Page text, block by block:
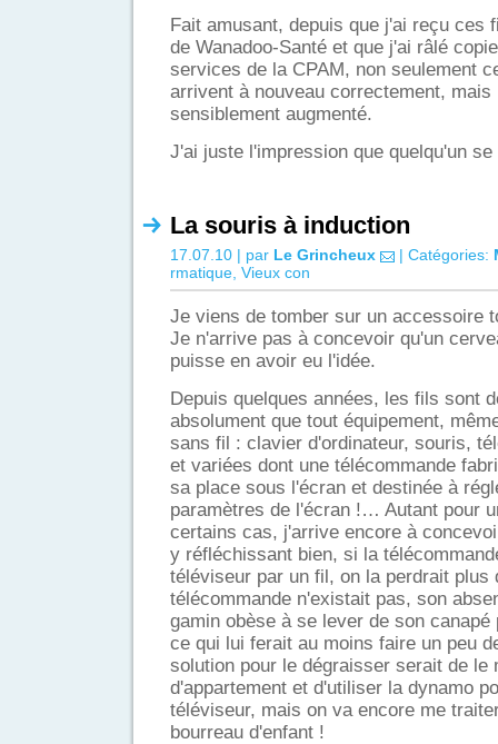
Fait amusant, depuis que j'ai reçu ces
de Wanadoo-Santé et que j'ai râlé
services de la CPAM, non seulement
arrivent à nouveau correctement, mais
sensiblement augmenté.
J'ai juste l'impression que quelqu'un
La souris à induction
17.07.10 | par Le Grincheux | Catégories:
rmatique Vieux con
Je viens de tomber sur un accessoire
Je n'arrive pas à concevoir qu'un
puisse en avoir eu l'idée.
Depuis quelques années, les fils sont
absolument que tout équipement,
sans fil : clavier d'ordinateur, souris,
et variées dont une télécommande
sa place sous l'écran et destinée à
paramètres de l'écran !… Autant pour
certains cas, j'arrive encore à
y réfléchissant bien, si la
téléviseur par un fil, on la perdrait plus
télécommande n'existait pas, son
gamin obèse à se lever de son
ce qui lui ferait au moins faire un peu
solution pour le dégraisser serait de le
d'appartement et d'utiliser la dynamo
téléviseur, mais on va encore me
bourreau d'enfant !